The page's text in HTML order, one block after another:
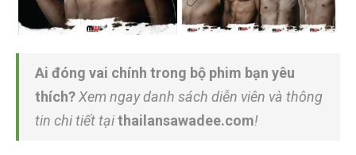
Ai đóng vai chính trong bộ phim bạn yêu
thích?Xem ngay danh sách diễn viên và thông
tin chi tiết tạithailansawadee.com!